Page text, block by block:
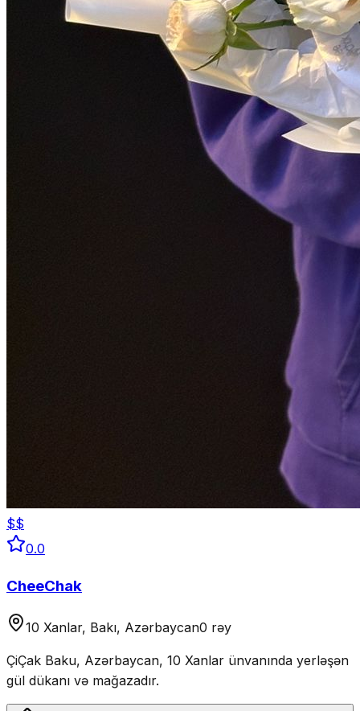
$$
0.0
CheeChak
10 Xanlar, Bakı, Azərbaycan0 rəy
ÇiÇak Baku, Azərbaycan, 10 Xanlar ünvanında yerləşən
gül dükanı və mağazadır.